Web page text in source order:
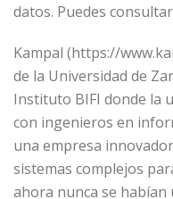
datos. Puedes
Kampal (https://
de la Universidad de
Instituto BIFI donde la
con ingenieros en
una empresa
sistemas complejos
ahora nunca se habían